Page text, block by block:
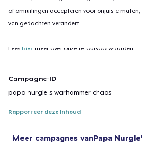
of omruilingen accepteren voor onjuiste maten,
van gedachten verandert.
Lees hier meer over onze retourvoorwaarden.
Campagne-ID
papa-nurgle-s-warhammer-chaos
Rapporteer deze inhoud
Meer campagnes vanPapa